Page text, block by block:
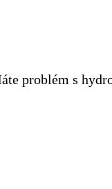
problém s